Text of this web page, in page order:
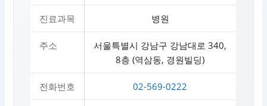
진료과목 병원
주소
서울특별시 강남구 강남대로 340,
8층 (역삼동, 경원빌딩)
전화번호 02-569-0222